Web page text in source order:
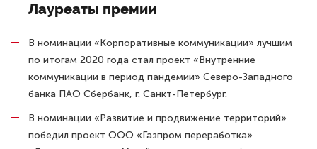
Лауреаты премии
В номинации «Корпоративные коммуникации» лучшим
по итогам 2020 года стал проект «Внутренние
коммуникации в период пандемии» Северо-Западного
банка ПАО Сбербанк, г. Санкт-Петербург.
В номинации «Развитие и продвижение территорий»
победил проект ООО «Газпром переработка»